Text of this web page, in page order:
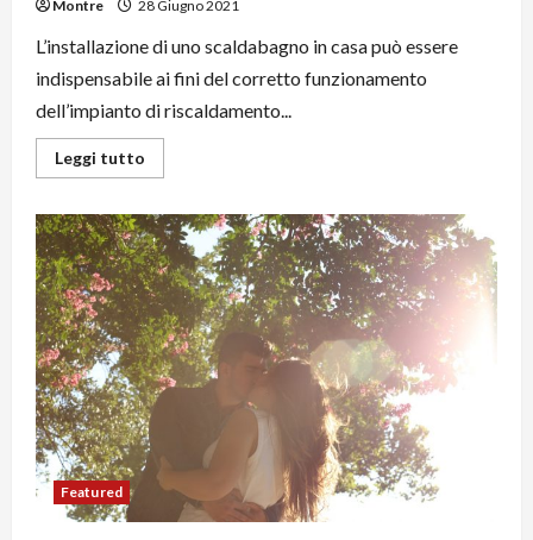
Montre 28 Giugno 2021
L’installazione di uno scaldabagno in casa può essere
indispensabile ai fini del corretto funzionamento
dell’impianto di riscaldamento...
Leggi tutto
di
Come
evitare
problemi
allo
scaldabagno
Featured